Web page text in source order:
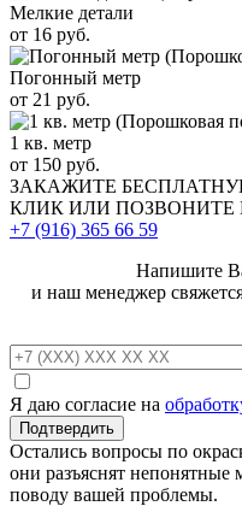
Мелкие детали
от 16 руб.
Погонный метр
от 21 руб.
1 кв. метр
от 150 руб.
ЗАКАЖИТЕ
КЛИК ИЛИ
+7 (916) 365 66 59
Напишите
и наш менеджер
Я даю согласие на
Остались вопросы по
они разъяснят
поводу вашей проблемы.